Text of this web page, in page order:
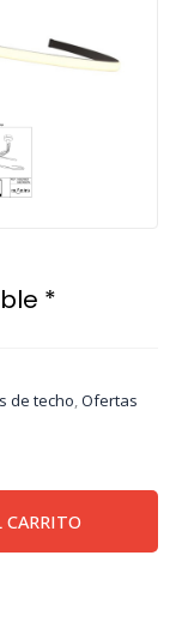
*
de techo,Ofertas